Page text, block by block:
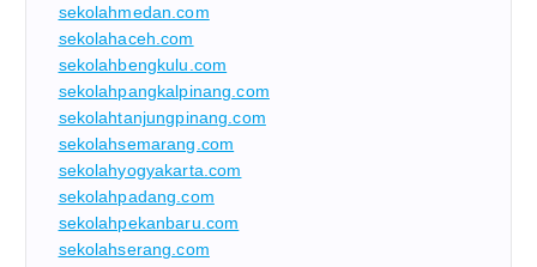
sekolahmedan.com
sekolahaceh.com
sekolahbengkulu.com
sekolahpangkalpinang.com
sekolahtanjungpinang.com
sekolahsemarang.com
sekolahyogyakarta.com
sekolahpadang.com
sekolahpekanbaru.com
sekolahserang.com